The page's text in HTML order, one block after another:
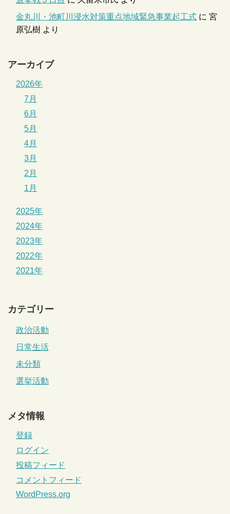
金丸川・池町川浸水対策重点地域緊急事業起工式 に 宮
原弘樹 より
アーカイブ
2026年
7月
6月
5月
4月
3月
2月
1月
2025年
2024年
2023年
2022年
2021年
カテゴリー
政治活動
日常生活
未分類
選挙活動
メタ情報
登録
ログイン
投稿フィード
コメントフィード
WordPress.org